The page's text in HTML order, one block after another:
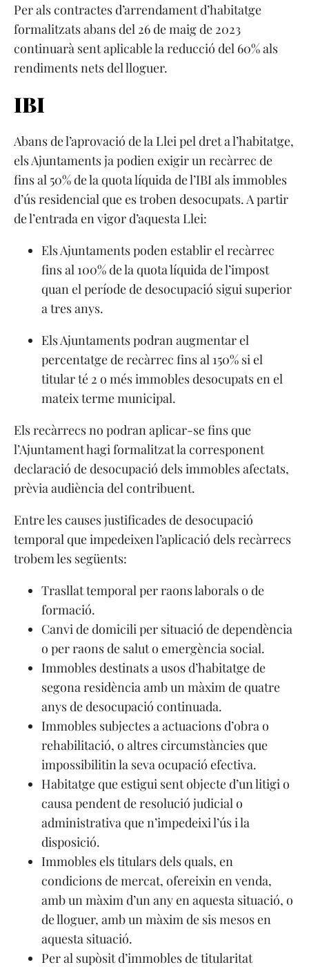
Per als contractes d’arrendament d’habitatge
formalitzats abans del 26 de maig de 2023
continuarà sent aplicable la reducció del 60% als
rendiments nets del lloguer.
IBI
Abans de l’aprovació de la Llei pel dret a l’habitatge,
els Ajuntaments ja podien exigir un recàrrec de
fins al 50% de la quota líquida de l’IBI als immobles
d’ús residencial que es troben desocupats. A partir
de l’entrada en vigor d’aquesta Llei:
Els Ajuntaments poden establir el recàrrec
fins al 100% de la quota líquida de l’impost
quan el període de desocupació sigui superior
a tres anys.
Els Ajuntaments podran augmentar el
percentatge de recàrrec fins al 150% si el
titular té 2 o més immobles desocupats en el
mateix terme municipal.
Els recàrrecs no podran aplicar-se fins que
l’Ajuntament hagi formalitzat la corresponent
declaració de desocupació dels immobles afectats,
prèvia audiència del contribuent.
Entre les causes justificades de desocupació
temporal que impedeixen l’aplicació dels recàrrecs
trobem les següents:
Trasllat temporal per raons laborals o de
formació.
Canvi de domicili per situació de dependència
o per raons de salut o emergència social.
Immobles destinats a usos d’habitatge de
segona residència amb un màxim de quatre
anys de desocupació continuada.
Immobles subjectes a actuacions d’obra o
rehabilitació, o altres circumstàncies que
impossibilitin la seva ocupació efectiva.
Habitatge que estigui sent objecte d’un litigi o
causa pendent de resolució judicial o
administrativa que n’impedeixi l’ús i la
disposició.
Immobles els titulars dels quals, en
condicions de mercat, ofereixin en venda,
amb un màxim d’un any en aquesta situació, o
de lloguer, amb un màxim de sis mesos en
aquesta situació.
Per al supòsit d’immobles de titularitat